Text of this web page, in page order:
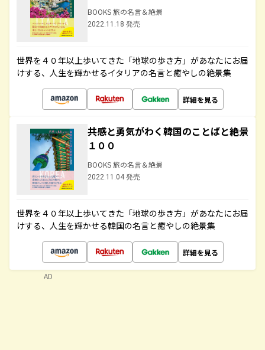
BOOKS 旅の名言＆絶景
2022.11.18 発売
世界を４０年以上歩いてきた「地球の歩き方」があなたにお届
けする、人生を輝かせるイタリアの名言と癒やしの絶景集
詳細を見る
共感と勇気がわく韓国のことばと絶景
１００
BOOKS 旅の名言＆絶景
2022.11.04 発売
世界を４０年以上歩いてきた「地球の歩き方」があなたにお届
けする、人生を輝かせる韓国の名言と癒やしの絶景集
詳細を見る
AD